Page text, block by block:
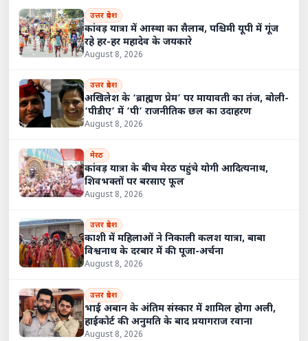
उत्तर प्रदेश
कांवड़ यात्रा में आस्था का सैलाब, पश्चिमी यूपी में गूंज
रहे हर-हर महादेव के जयकारे
August 8, 2026
उत्तर प्रदेश
अखिलेश के ‘ब्राह्मण प्रेम’ पर मायावती का तंज, बोली-
‘पीडीए’ में ‘पी’ राजनीतिक छल का उदाहरण
August 8, 2026
मेरठ
कांवड़ यात्रा के बीच मेरठ पहुंचे योगी आदित्यनाथ,
शिवभक्तों पर बरसाए फूल
August 8, 2026
उत्तर प्रदेश
काशी में महिलाओं ने निकाली कलश यात्रा, बाबा
विश्वनाथ के दरबार में की पूजा-अर्चना
August 8, 2026
उत्तर प्रदेश
भाई अबान के अंतिम संस्कार में शामिल होगा अली,
हाईकोर्ट की अनुमति के बाद प्रयागराज रवाना
August 8, 2026